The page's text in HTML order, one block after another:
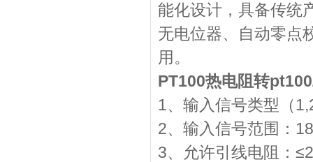
能化设计，具备传统
无电位器、自动零点
用。
PT100热电阻转
1、输入信号类型（
2、输入信号范围：
3、允许引线电阻：